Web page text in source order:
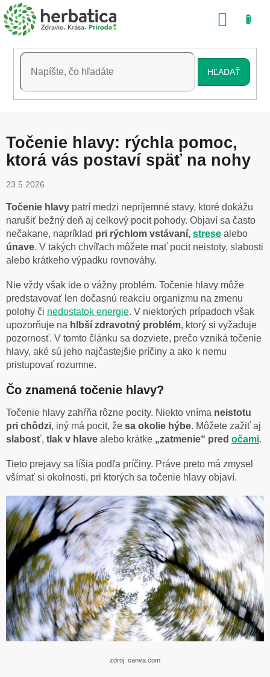
Prejsť
na
obsah
HĽADAŤ
Točenie hlavy: rýchla pomoc,
ktorá vás postaví späť na nohy
23.5.2026
Točenie hlavy patrí medzi nepríjemné stavy, ktoré dokážu
narušiť bežný deň aj celkový pocit pohody. Objaví sa často
nečakane, napríklad pri rýchlom vstávaní, strese alebo
únave. V takých chvíľach môžete mať pocit neistoty, slabosti
alebo krátkeho výpadku rovnováhy.
Nie vždy však ide o vážny problém. Točenie hlavy môže
predstavovať len dočasnú reakciu organizmu na zmenu
polohy či nedostatok energie. V niektorých prípadoch však
upozorňuje na hlbší zdravotný problém, ktorý si vyžaduje
pozornosť. V tomto článku sa dozviete, prečo vzniká točenie
hlavy, aké sú jeho najčastejšie príčiny a ako k nemu
pristupovať rozumne.
Čo znamená točenie hlavy?
Točenie hlavy zahŕňa rôzne pocity. Niekto vníma neistotu
pri chôdzi, iný má pocit, že sa okolie hýbe. Môžete zažiť aj
slabosť, tlak v hlave alebo krátke „zatmenie“ pred očami.
Tieto prejavy sa líšia podľa príčiny. Práve preto má zmysel
všímať si okolnosti, pri ktorých sa točenie hlavy objaví.
zdroj: canva.com